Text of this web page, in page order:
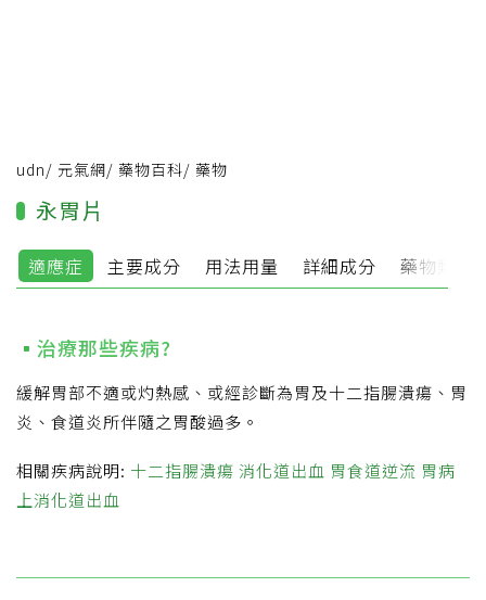
udn/ 元氣網/ 藥物百科/ 藥物
永胃片
適應症 主要成分 用法用量 詳細成分 藥物類別
治療那些疾病?
緩解胃部不適或灼熱感、或經診斷為胃及十二指腸潰瘍、胃
炎、食道炎所伴隨之胃酸過多。
相關疾病說明: 十二指腸潰瘍 消化道出血 胃食道逆流 胃病
上消化道出血